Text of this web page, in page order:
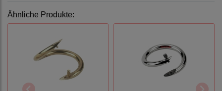
Ähnliche Produkte: